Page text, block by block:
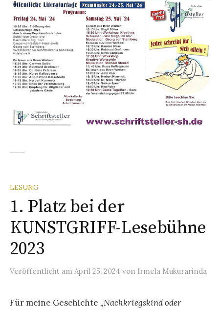
LESUNG
1. Platz bei der
KUNSTGRIFF-Lesebühne
2023
Veröffentlicht am April 25, 2024 von Irmela Mukurarinda
Für meine Geschichte „Nachkriegskind oder